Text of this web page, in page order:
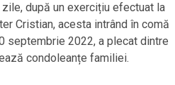
după un exercițiu efectuat la
Cristian, acesta intrând în comă
septembrie 2022, a plecat dintre
condoleanțe familiei.